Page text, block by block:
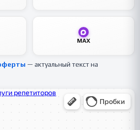
MAX
— актуальный текст на